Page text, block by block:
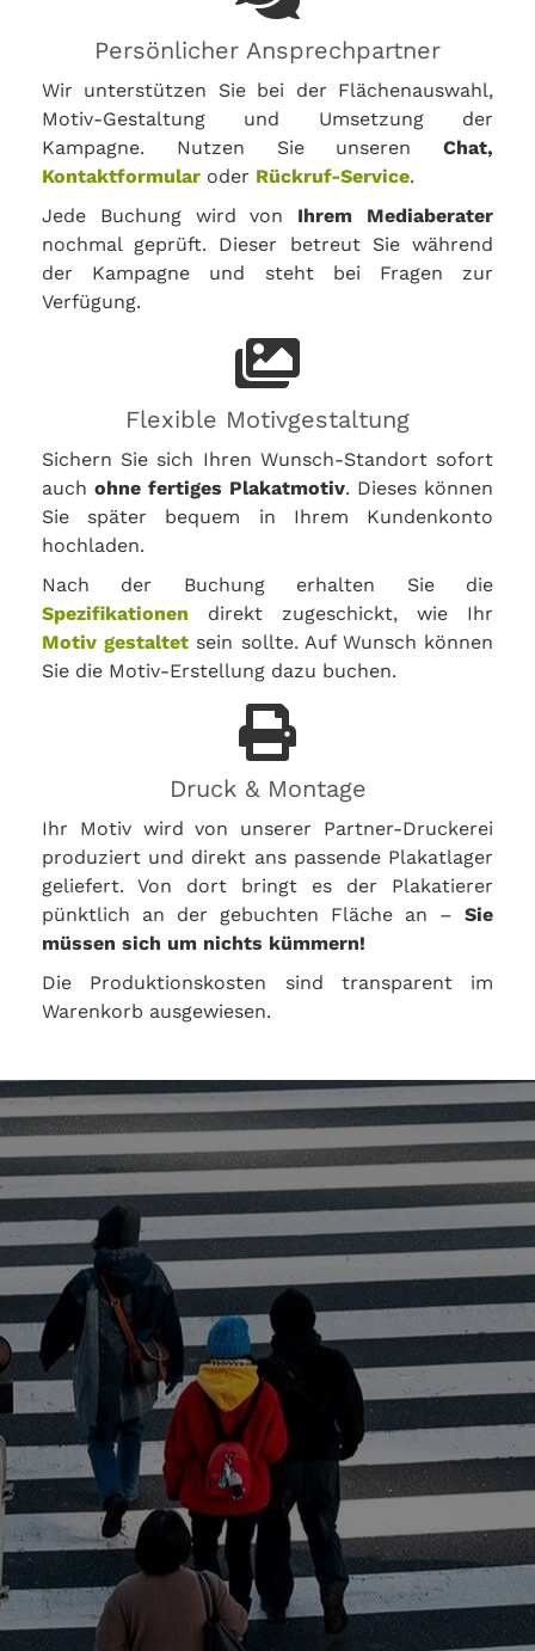
Persönlicher Ansprechpartner
Wir unterstützen Sie bei der Flächenauswahl,
Motiv-Gestaltung und Umsetzung der
Kampagne. Nutzen Sie unseren Chat,
Kontaktformular oder Rückruf-Service.
Jede Buchung wird von Ihrem Mediaberater
nochmal geprüft. Dieser betreut Sie während
der Kampagne und steht bei Fragen zur
Verfügung.
Flexible Motivgestaltung
Sichern Sie sich Ihren Wunsch-Standort sofort
auch ohne fertiges Plakatmotiv. Dieses können
Sie später bequem in Ihrem Kundenkonto
hochladen.
Nach der Buchung erhalten Sie die
Spezifikationen direkt zugeschickt, wie Ihr
Motiv gestaltet sein sollte. Auf Wunsch können
Sie die Motiv-Erstellung dazu buchen.
Druck & Montage
Ihr Motiv wird von unserer Partner-Druckerei
produziert und direkt ans passende Plakatlager
geliefert. Von dort bringt es der Plakatierer
pünktlich an der gebuchten Fläche an – Sie
müssen sich um nichts kümmern!
Die Produktionskosten sind transparent im
Warenkorb ausgewiesen.